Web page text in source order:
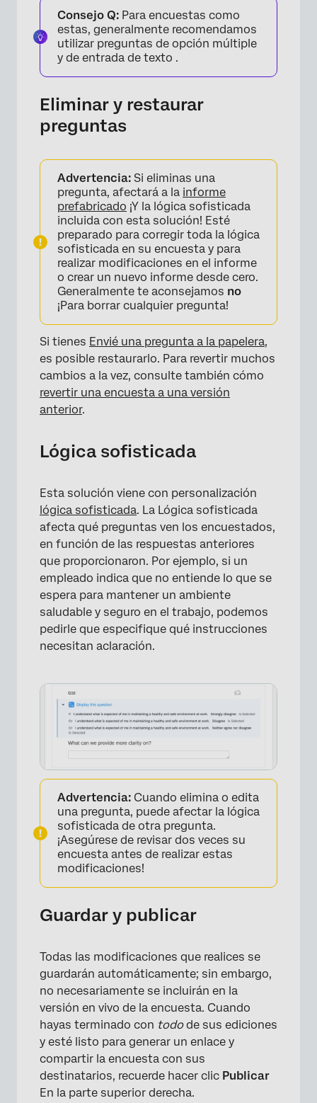
Consejo Q: Para encuestas como
estas, generalmente recomendamos
utilizar preguntas de opción múltiple
y de entrada de texto .
Eliminar y restaurar
preguntas
Advertencia: Si eliminas una
pregunta, afectará a la informe
prefabricado ¡Y la lógica sofisticada
incluida con esta solución! Esté
preparado para corregir toda la lógica
sofisticada en su encuesta y para
realizar modificaciones en el informe
o crear un nuevo informe desde cero.
Generalmente te aconsejamos no
¡Para borrar cualquier pregunta!
Si tienes Envié una pregunta a la papelera,
es posible restaurarlo. Para revertir muchos
cambios a la vez, consulte también cómo
revertir una encuesta a una versión
anterior.
Lógica sofisticada
Esta solución viene con personalización
lógica sofisticada. La Lógica sofisticada
afecta qué preguntas ven los encuestados,
en función de las respuestas anteriores
que proporcionaron. Por ejemplo, si un
empleado indica que no entiende lo que se
espera para mantener un ambiente
saludable y seguro en el trabajo, podemos
pedirle que especifique qué instrucciones
necesitan aclaración.
Advertencia: Cuando elimina o edita
una pregunta, puede afectar la lógica
sofisticada de otra pregunta.
¡Asegúrese de revisar dos veces su
encuesta antes de realizar estas
modificaciones!
Guardar y publicar
Todas las modificaciones que realices se
guardarán automáticamente; sin embargo,
no necesariamente se incluirán en la
versión en vivo de la encuesta. Cuando
hayas terminado con todode sus ediciones
y esté listo para generar un enlace y
compartir la encuesta con sus
destinatarios, recuerde hacer clic Publicar
En la parte superior derecha.